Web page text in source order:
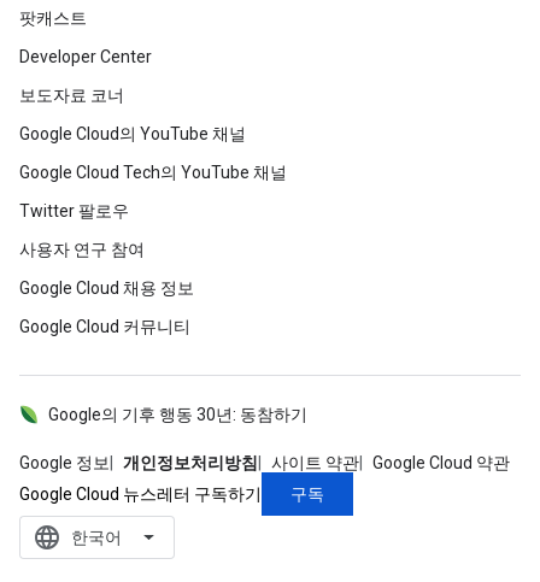
팟캐스트
Developer Center
보도자료 코너
Google Cloud의 YouTube 채널
Google Cloud Tech의 YouTube 채널
Twitter 팔로우
사용자 연구 참여
Google Cloud 채용 정보
Google Cloud 커뮤니티
Google 정보 개인정보처리방침 사이트 약관 Google Cloud 약관
Google의 기후 행동 30년: 동참하기
Google Cloud 뉴스레터 구독하기 구독
language ‪한국어‬